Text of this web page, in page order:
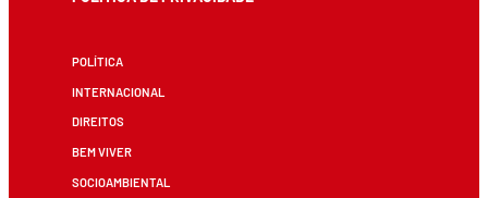
POLÍTICA
INTERNACIONAL
DIREITOS
BEM VIVER
SOCIOAMBIENTAL